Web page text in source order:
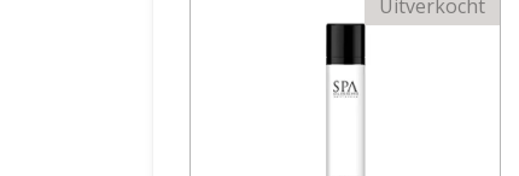
Uitverkocht